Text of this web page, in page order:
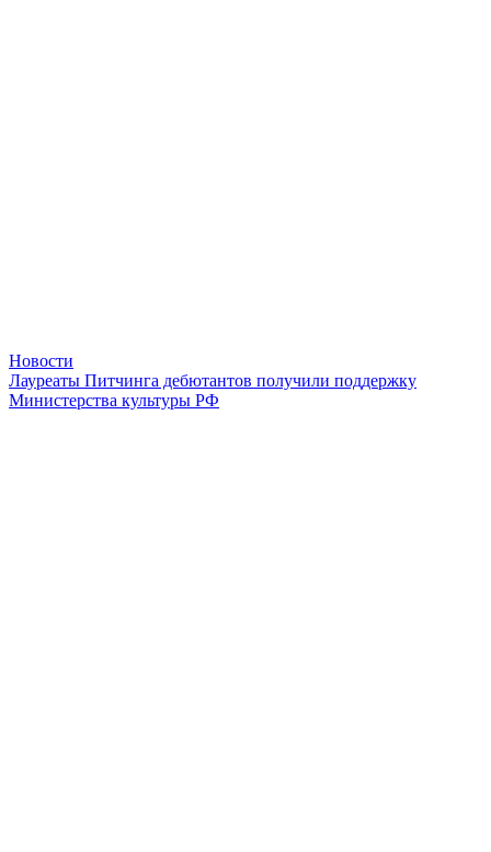
Новости
Лауреаты Питчинга дебютантов получили поддержку
Министерства культуры РФ